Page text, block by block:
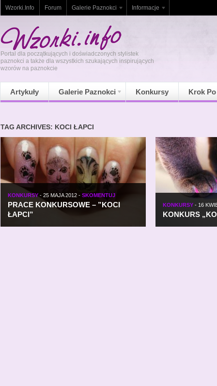
Wzorki.Info Forum Galerie Paznokci Informacje
Portal dla początkujących i doświadczonych stylistek
paznokci a także dla wszystkich szukających inspirujących
wzorów na paznokcie
Artykuły Galerie Paznokci Konkursy Krok
TAG ARCHIVES: KOCI ŁAPCI
KONKURSY - 25 MAJA 2012 - SKOMENTUJ
PRACE KONKURSOWE – ”KOCI
ŁAPCI”
KONKURSY - 16
KONKURS